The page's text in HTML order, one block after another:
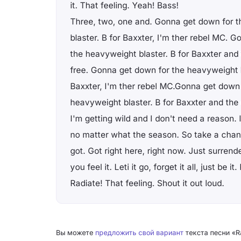
it. That feeling. Yeah! Bass!
Three, two, one and. Gonna get down for
blaster. B for Baxxter, I'm ther rebel MC.
the heavyweight blaster. B for Baxxter
free. Gonna get down for the heavyweight
Baxxter, I'm ther rebel MC.Gonna get
heavyweight blaster. B for Baxxter and
I'm getting wild and I don't need a reason.
no matter what the season. So take a
got. Got right here, right now. Just
you feel it. Leti it go, forget it all, just be it.
Radiate! That feeling. Shout it out loud.
Вы можете предложить свой вариант текста песни